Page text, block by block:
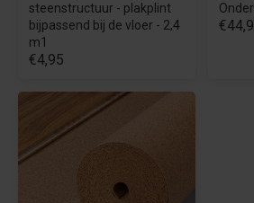
steenstructuur - plakplint
bijpassend bij de vloer - 2,4
m1
€4,95